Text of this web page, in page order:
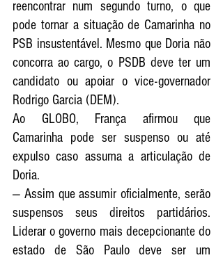
reencontrar num segundo turno, o que
pode tornar a situação de Camarinha no
PSB insustentável. Mesmo que Doria não
concorra ao cargo, o PSDB deve ter um
candidato ou apoiar o vice-governador
Rodrigo Garcia (DEM).
Ao GLOBO, França afirmou que
Camarinha pode ser suspenso ou até
expulso caso assuma a articulação de
Doria.
— Assim que assumir oficialmente, serão
suspensos seus direitos partidários.
Liderar o governo mais decepcionante do
estado de São Paulo deve ser um